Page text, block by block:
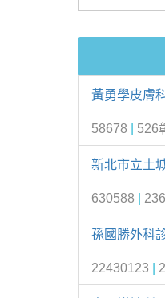
黃勇學皮膚
58678 526
新北市立土
630588
孫國勝外科
22430123